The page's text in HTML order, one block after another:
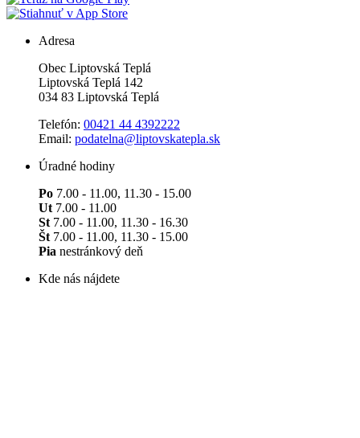
Adresa
Obec Liptovská Teplá
Liptovská Teplá 142
034 83 Liptovská Teplá
Telefón: 00421 44 4392222
Email: podatelna@liptovskatepla.sk
Úradné hodiny
Po 7.00 - 11.00, 11.30 - 15.00
Ut 7.00 - 11.00
St 7.00 - 11.00, 11.30 - 16.30
Št 7.00 - 11.00, 11.30 - 15.00
Pia nestránkový deň
Kde nás nájdete